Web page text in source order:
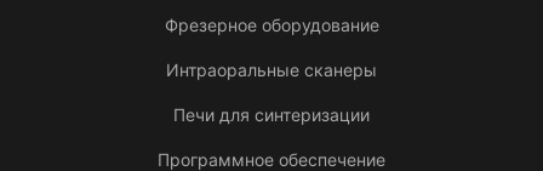
Фрезерное оборудование
Интраоральные сканеры
Печи для синтеризации
Программное обеспечение